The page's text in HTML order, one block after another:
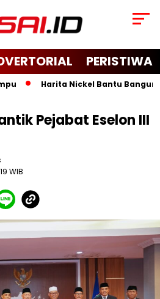
PERISTIWA
Harita Nickel Bantu Bangun
Pejabat Eselon III
WIB